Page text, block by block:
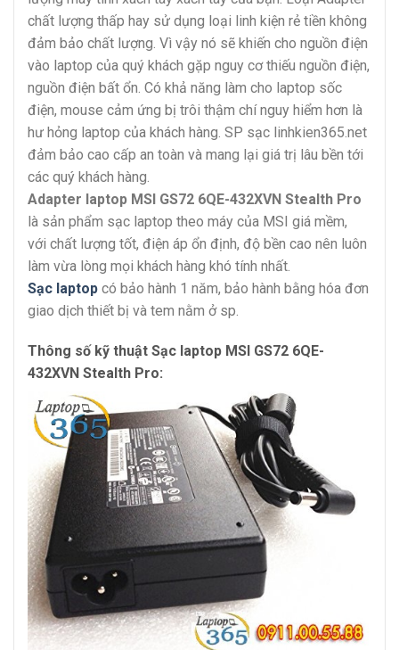
chất lượng thấp hay sử dụng loại linh kiện rẻ tiền không
đảm bảo chất lượng. Vì vậy nó sẽ khiến cho nguồn điện
vào laptop của quý khách gặp nguy cơ thiếu nguồn điện,
nguồn điện bất ổn. Có khả năng làm cho laptop sốc
điện, mouse cảm ứng bị trôi thậm chí nguy hiểm hơn là
hư hỏng laptop của khách hàng. SP sạc linhkien365.net
đảm bảo cao cấp an toàn và mang lại giá trị lâu bền tới
các quý khách hàng.
Adapter laptop MSI GS72 6QE-432XVN Stealth Pro
là sản phẩm sạc laptop theo máy của MSI giá mềm,
với chất lượng tốt, điện áp ổn định, độ bền cao nên luôn
làm vừa lòng mọi khách hàng khó tính nhất.
Sạc laptop có bảo hành 1 năm, bảo hành bằng hóa đơn
giao dịch thiết bị và tem nằm ở sp.
Thông số kỹ thuật Sạc laptop MSI GS72 6QE-
432XVN Stealth Pro: